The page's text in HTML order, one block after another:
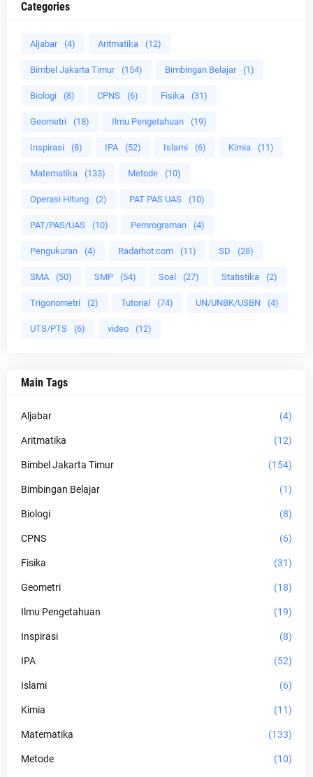
Categories
Aljabar (4) Aritmatika (12)
Bimbel Jakarta Timur (154) Bimbingan Belajar (1)
Biologi (8) CPNS (6) Fisika (31)
Geometri (18) Ilmu Pengetahuan (19)
Inspirasi (8) IPA (52) Islami (6) Kimia (11)
Matematika (133) Metode (10)
Operasi Hitung (2) PAT PAS UAS (10)
PAT/PAS/UAS (10) Pemrograman (4)
Pengukuran (4) Radarhot com (11) SD (28)
SMA (50) SMP (54) Soal (27) Statistika (2)
Trigonometri (2) Tutorial (74) UN/UNBK/USBN (4)
UTS/PTS (6) video (12)
Main Tags
Aljabar (4)
Aritmatika (12)
Bimbel Jakarta Timur (154)
Bimbingan Belajar (1)
Biologi (8)
CPNS (6)
Fisika (31)
Geometri (18)
Ilmu Pengetahuan (19)
Inspirasi (8)
IPA (52)
Islami (6)
Kimia (11)
Matematika (133)
Metode (10)